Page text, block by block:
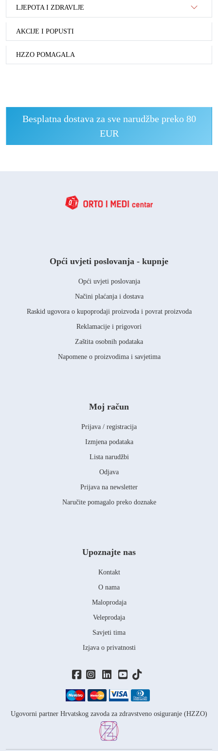
LJEPOTA I ZDRAVLJE
AKCIJE I POPUSTI
HZZO POMAGALA
Besplatna dostava za sve narudžbe preko 80
EUR
Opći uvjeti poslovanja - kupnje
Opći uvjeti poslovanja
Načini plaćanja i dostava
Raskid ugovora o kupoprodaji proizvoda i povrat proizvoda
Reklamacije i prigovori
Zaštita osobnih podataka
Napomene o proizvodima i savjetima
Moj račun
Prijava / registracija
Izmjena podataka
Lista narudžbi
Odjava
Prijava na newsletter
Naručite pomagalo preko doznake
Ugovorni partner Hrvatskog zavoda za zdravstveno osiguranje (HZZO)
Upoznajte nas
Kontakt
O nama
Maloprodaja
Veleprodaja
Savjeti tima
Izjava o privatnosti